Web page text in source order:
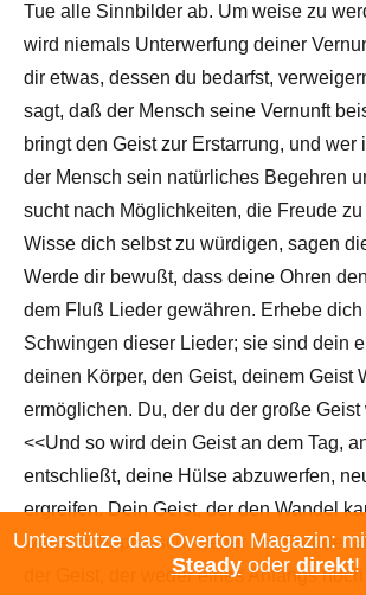
Tue alle Sinnbilder ab. Um weise zu
wird niemals Unterwerfung deiner
dir etwas, dessen du bedarfst,
sagt, daß der Mensch seine Vernunft
bringt den Geist zur Erstarrung, und wer
der Mensch sein natürliches Begehren
sucht nach Möglichkeiten, die Freude zu
Wisse dich selbst zu würdigen, sagen
Werde dir bewußt, dass deine Ohren
dem Fluß Lieder gewähren. Erhebe dich
Schwingen dieser Lieder; sie sind dein
deinen Körper, den Geist, deinem Geist
ermöglichen. Du, der du der große Geist
<<Und so wird dein Geist an dem Tag,
entschließt, deine Hülse abzuwerfen,
ergreifen. Dein Geist, der den Wandel
weiter schöpferisch, weiter der Freude
der Geist, der weder eines Anfangs noch
Unterstütze das Overton Magazin:
Steadyoder direkt!